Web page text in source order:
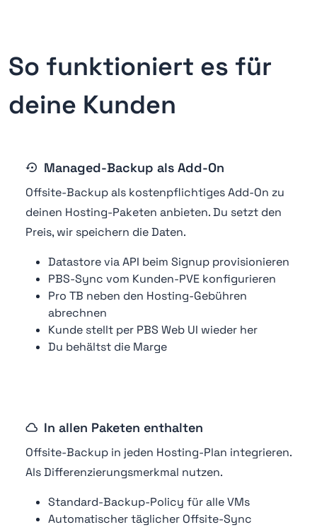
So funktioniert es für
deine Kunden
Managed-Backup als Add-On
Offsite-Backup als kostenpflichtiges Add-On zu
deinen Hosting-Paketen anbieten. Du setzt den
Preis, wir speichern die Daten.
Datastore via API beim Signup provisionieren
PBS-Sync vom Kunden-PVE konfigurieren
Pro TB neben den Hosting-Gebühren
abrechnen
Kunde stellt per PBS Web UI wieder her
Du behältst die Marge
In allen Paketen enthalten
Offsite-Backup in jeden Hosting-Plan integrieren.
Als Differenzierungsmerkmal nutzen.
Standard-Backup-Policy für alle VMs
Automatischer täglicher Offsite-Sync